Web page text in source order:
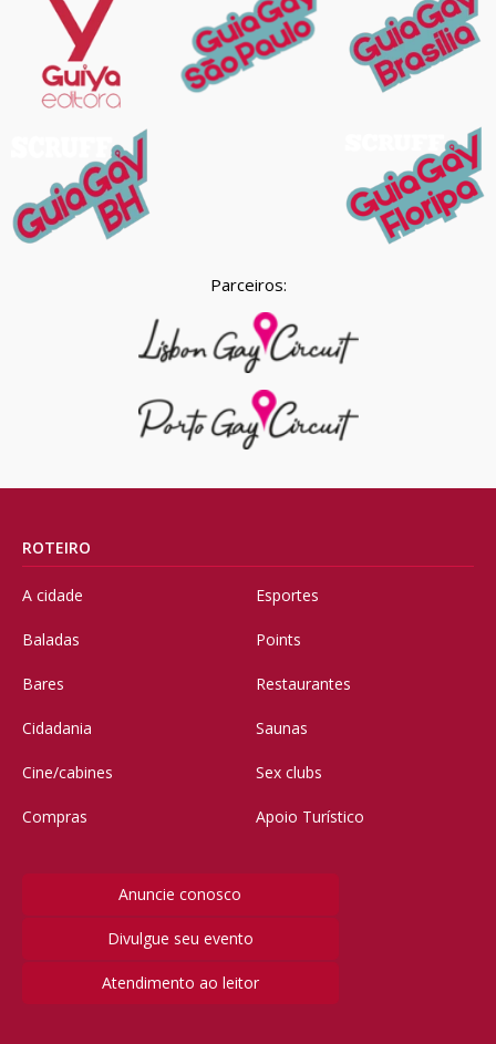
Parceiros:
ROTEIRO
A cidade
Baladas
Bares
Cidadania
Cine/cabines
Compras
Esportes
Points
Restaurantes
Saunas
Sex clubs
Apoio Turístico
Anuncie conosco
Divulgue seu evento
Atendimento ao leitor